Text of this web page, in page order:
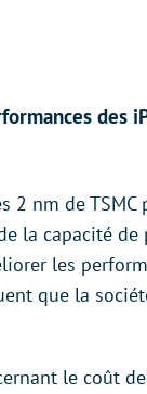
des
nm de TSMC
la capacité
les
que la
le coût